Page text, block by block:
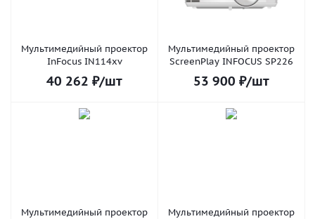
Мультимедийный проектор
InFocus IN114xv
40 262 ₽/шт
Мультимедийный проектор
ScreenPlay INFOCUS SP226
53 900 ₽/шт
Мультимедийный проектор Мультимедийный проектор